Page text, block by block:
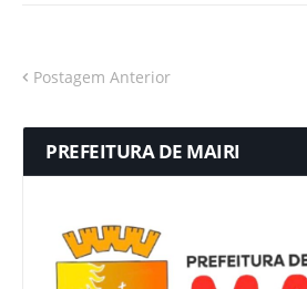
Postagem Anterior
PREFEITURA DE MAIRI